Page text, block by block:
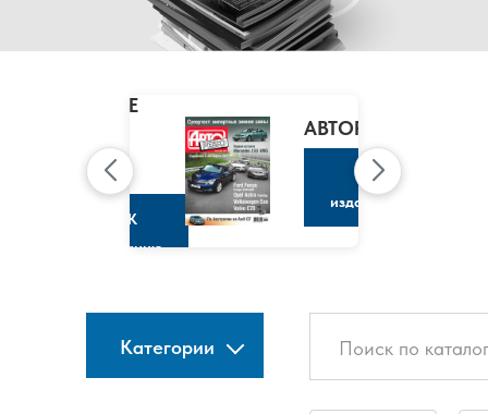
CLAIRE
МАРИ
КЛЭР
К
изданию
АВТОРЕВЮ
К
изданию
Категории